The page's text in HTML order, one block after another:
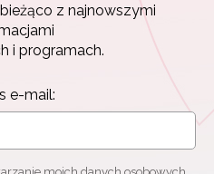
z najnowszymi
i programach.
e-mail:
z najnowszymi